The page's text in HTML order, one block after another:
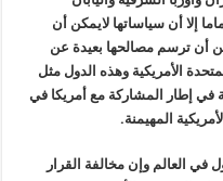
إلا أن سياساتها لايمكن أن
أن ترسم مصالحها بعيدة عن
الأمريكية وهذه الدول مثل
في إطار المشاركة مع أمريكا في
المهيمنة.
في العالم وإن مخالفة القرار